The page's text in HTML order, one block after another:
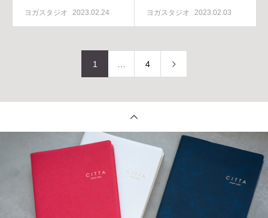
ヨガスタジオ 2023.02.24 ヨガスタジオ 2023.02.03
1 4